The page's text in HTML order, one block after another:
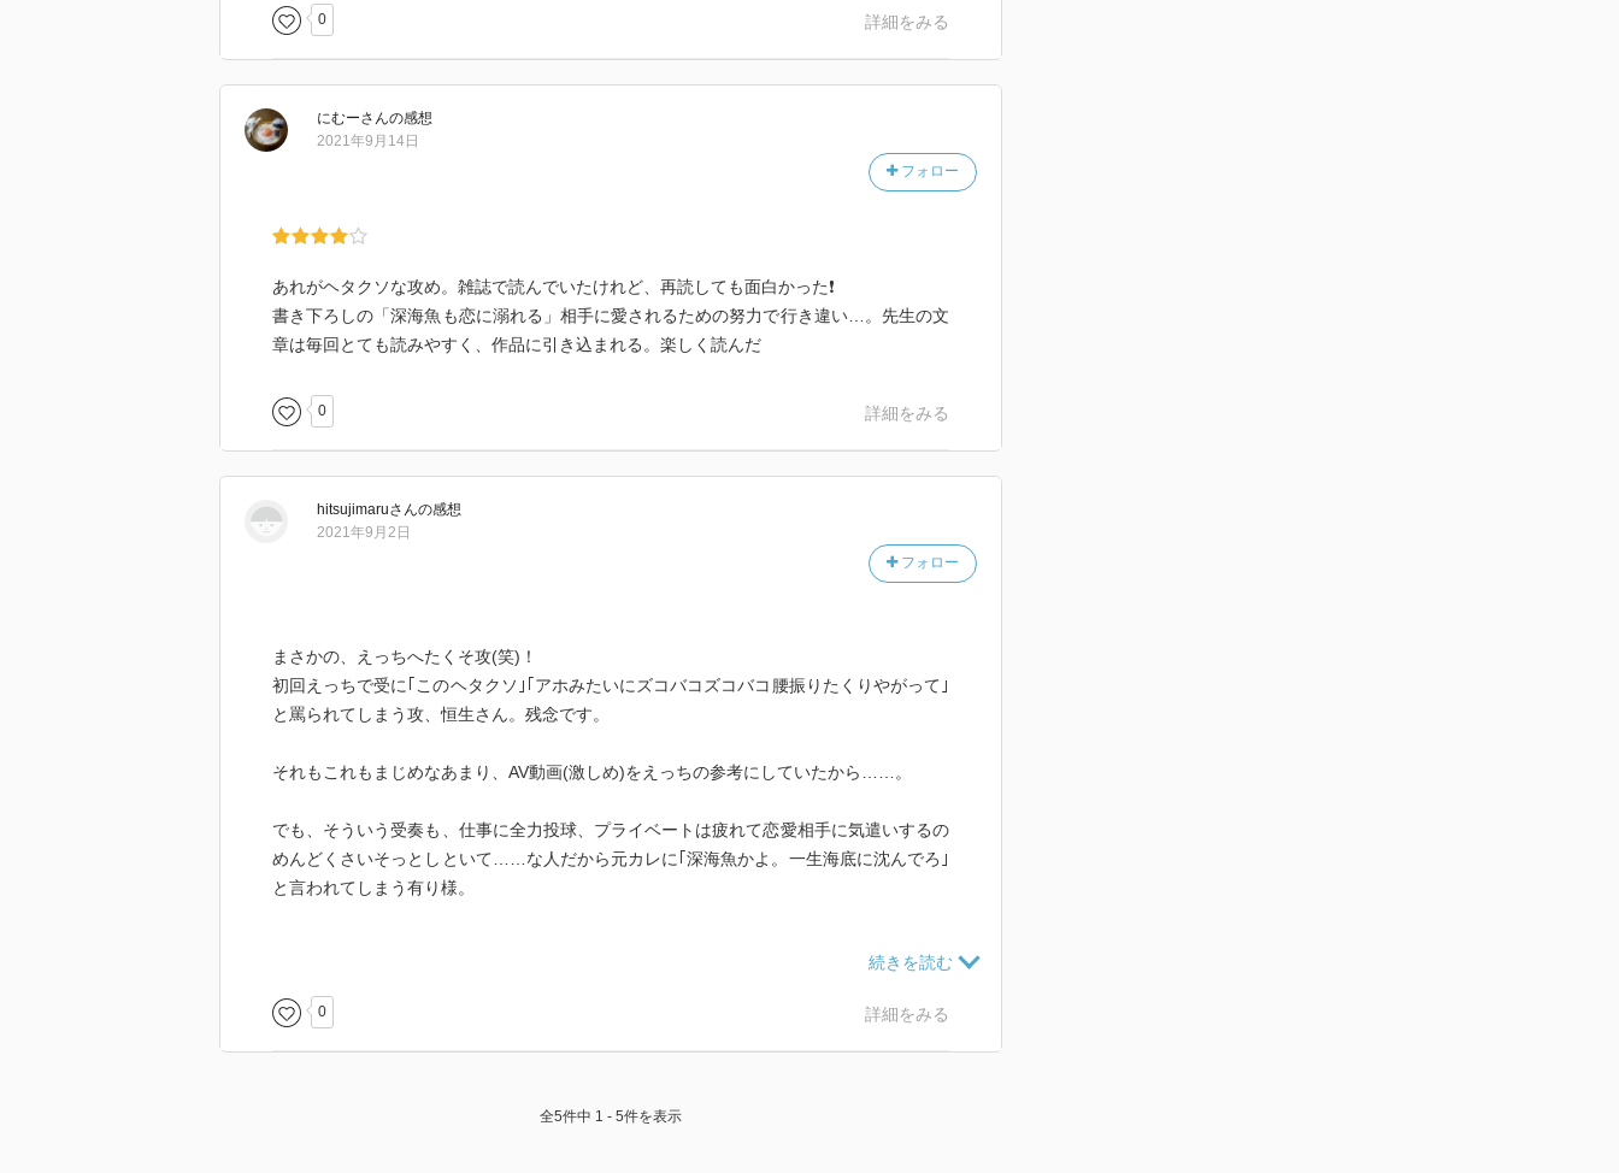
て投げそうな場面でも投げずに向き合うのがとても男前。
ていうか「小鳥くらい飼えそう」ってどんなんなんでしょう？ちょっと私にも触らせて欲
しい。
なんだかんだで恋愛初心者同士の、とろんとろんに甘いいちゃいちゃストーリーでした(≧
*)
甘めをお好みの方に…。
表記になっています。
た。
0 詳細をみる
にむーさんの感想
フォロー
2021年9月14日
あれがヘタクソな攻め。雑誌で読んでいたけれど、再読しても面白かった❗
書き下ろしの「深海魚も恋に溺れる」相手に愛されるための努力で行き違い…。先生の文
章は毎回とても読みやすく、作品に引き込まれる。楽しく読んだ
0 詳細をみる
hitsujimaruさんの感想
フォロー
2021年9月2日
まさかの、えっちへたくそ攻(笑)！
初回えっちで受に｢このヘタクソ｣｢アホみたいにズコバコズコバコ腰振りたくりやがって｣
と罵られてしまう攻、恒生さん。残念です。
それもこれもまじめなあまり、AV動画(激しめ)をえっちの参考にしていたから……。
でも、そういう受奏も、仕事に全力投球、プライベートは疲れて恋愛相手に気遣いするの
めんどくさいそっとしといて……な人だから元カレに｢深海魚かよ。一生海底に沈んでろ｣
と言われてしまう有り様。
もって仕事に取り組んでる。なんかやっぱり、仕事しっかりやってるひとはカッコいい！
ハードな仕事なだけに、休日脱け殻になるの分かる。
自分も｢お家きれいにしてるんでしょうね｣とか｢家でもテキパキ家事してそう｣とか言われ
0 詳細をみる
全5件中 1 - 5件を表示